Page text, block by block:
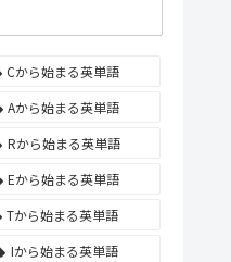
Cから始まる英単語
Aから始まる英単語
Rから始まる英単語
Eから始まる英単語
Tから始まる英単語
Iから始まる英単語